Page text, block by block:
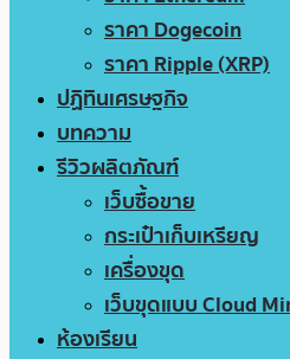
ราคา Dogecoin
ราคา Ripple (XRP)
ปฏิทินเศรษฐกิจ
บทความ
รีวิวผลิตภัณฑ์
เว็บซื้อขาย
กระเป๋าเก็บเหรียญ
เครื่องขุด
เว็บขุดแบบ Cloud
ห้องเรียน